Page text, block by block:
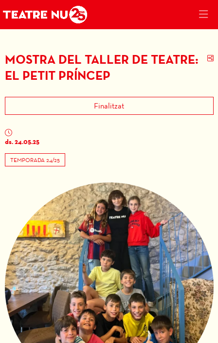
MOSTRA DEL TALLER DE TEATRE:
EL PETIT PRÍNCEP
Finalitzat
ds. 24.05.25
TEMPORADA 24/25